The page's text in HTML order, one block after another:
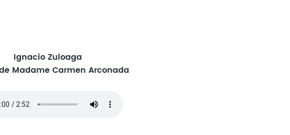
Ignacio Zuloaga
Madame Carmen Arconada